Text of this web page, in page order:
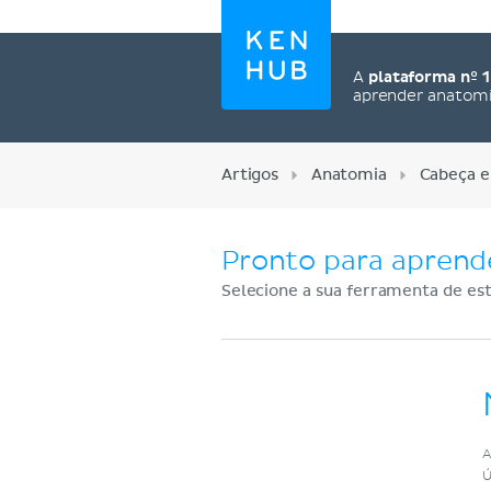
A plataforma nº 1
aprender
Artigos Anatomia Cabeça
Pronto para
Selecione a sua ferramenta de